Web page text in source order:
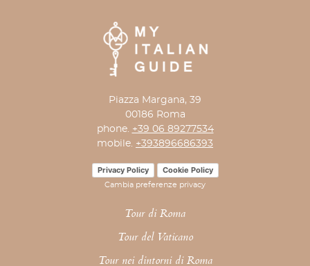
Piazza Margana, 39
00186 Roma
phone. +39 06 89277534
mobile. +393896686393
Privacy Policy Cookie Policy
Cambia preferenze privacy
Tour di Roma
Tour del Vaticano
Tour nei dintorni di Roma